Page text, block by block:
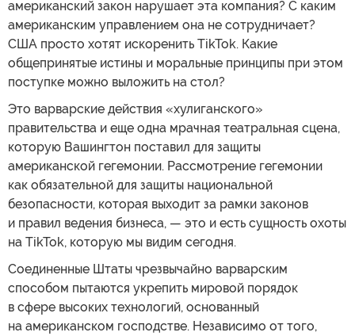
американский закон нарушает эта компания? С каким
американским управлением она не сотрудничает?
США просто хотят искоренить TikTok. Какие
общепринятые истины и моральные принципы при этом
поступке можно выложить на стол?
Это варварские действия «хулиганского»
правительства и еще одна мрачная театральная сцена,
которую Вашингтон поставил для защиты
американской гегемонии. Рассмотрение гегемонии
как обязательной для защиты национальной
безопасности, которая выходит за рамки законов
и правил ведения бизнеса, — это и есть сущность охоты
на TikTok, которую мы видим сегодня.
Соединенные Штаты чрезвычайно варварским
способом пытаются укрепить мировой порядок
в сфере высоких технологий, основанный
на американском господстве. Независимо от того,